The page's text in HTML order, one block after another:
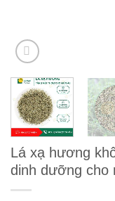
Lá xạ hương
dinh dưỡng cho